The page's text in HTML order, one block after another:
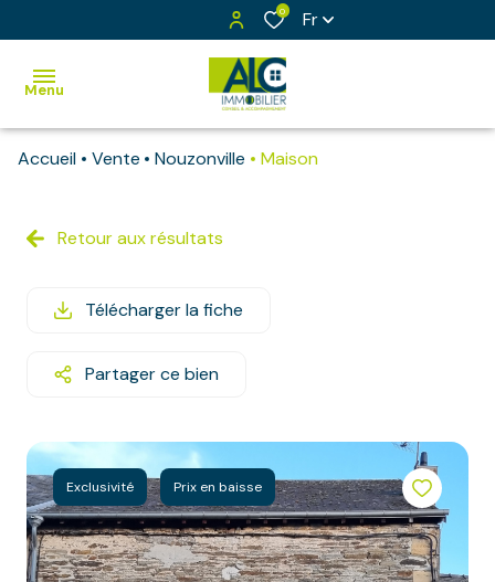
0 Fr
Menu
Maisons
Bâtiments
Immeubles
Terrains
à bâtir
Autres
Immobilier
professionnel
Exclusivités
Notre
Contact
Accueil Vente Nouzonville Maison
Retour aux résultats
Télécharger la fiche
Partager ce bien
Exclusivité Prix en baisse